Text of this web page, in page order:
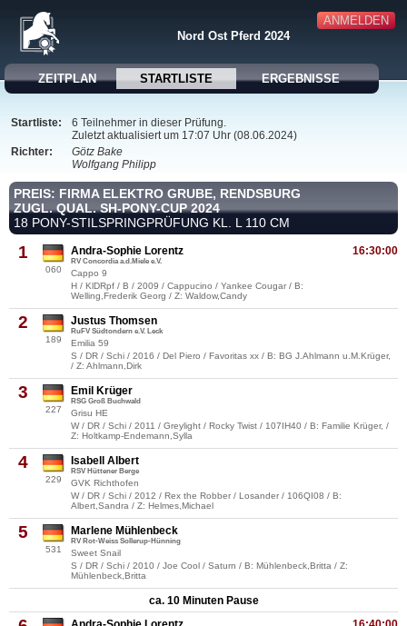
ANMELDEN
Nord Ost Pferd 2024
ZEITPLAN STARTLISTE ERGEBNISSE
Startliste:
6 Teilnehmer in dieser Prüfung.
Zuletzt aktualisiert um 17:07 Uhr (08.06.2024)
Richter:
Götz Bake
Wolfgang Philipp
PREIS: FIRMA ELEKTRO GRUBE, RENDSBURG
ZUGL. QUAL. SH-PONY-CUP 2024
18 PONY-STILSPRINGPRÜFUNG KL. L 110 CM
1
060
16:30:00
Andra-Sophie Lorentz
RV Concordia a.d.Miele e.V.
Cappo 9
H / KlDRpf / B / 2009 / Cappucino / Yankee Cougar / B:
Welling,Frederik Georg / Z: Waldow,Candy
2
189
Justus Thomsen
RuFV Südtondern e.V. Leck
Emilia 59
S / DR / Schi / 2016 / Del Piero / Favoritas xx / B: BG J.Ahlmann u.M.Krüger,
/ Z: Ahlmann,Dirk
3
227
Emil Krüger
RSG Groß Buchwald
Grisu HE
W / DR / Schi / 2011 / Greylight / Rocky Twist / 107IH40 / B: Familie Krüger, /
Z: Holtkamp-Endemann,Sylla
4
229
Isabell Albert
RSV Hüttener Berge
GVK Richthofen
W / DR / Schi / 2012 / Rex the Robber / Losander / 106QI08 / B:
Albert,Sandra / Z: Helmes,Michael
5
531
Marlene Mühlenbeck
RV Rot-Weiss Sollerup-Hünning
Sweet Snail
S / DR / Schi / 2010 / Joe Cool / Saturn / B: Mühlenbeck,Britta / Z:
Mühlenbeck,Britta
ca. 10 Minuten Pause